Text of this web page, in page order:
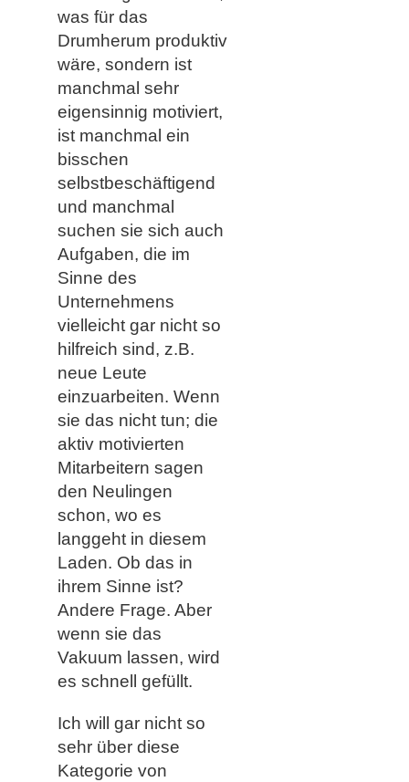
was für das
Drumherum produktiv
wäre, sondern ist
manchmal sehr
eigensinnig motiviert,
ist manchmal ein
bisschen
selbstbeschäftigend
und manchmal
suchen sie sich auch
Aufgaben, die im
Sinne des
Unternehmens
vielleicht gar nicht so
hilfreich sind, z.B.
neue Leute
einzuarbeiten. Wenn
sie das nicht tun; die
aktiv motivierten
Mitarbeitern sagen
den Neulingen
schon, wo es
langgeht in diesem
Laden. Ob das in
ihrem Sinne ist?
Andere Frage. Aber
wenn sie das
Vakuum lassen, wird
es schnell gefüllt.
Ich will gar nicht so
sehr über diese
Kategorie von